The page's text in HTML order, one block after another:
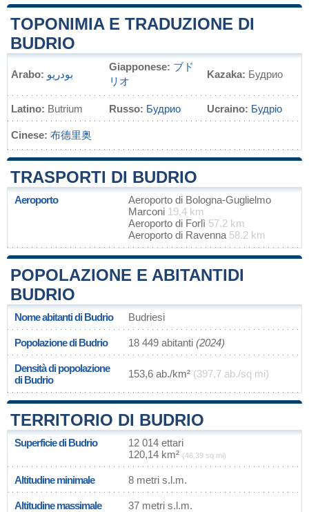
TOPONIMIA E TRADUZIONE DI
BUDRIO
Arabo: بودريو
Giapponese: ブド
リオ
Kazaka: Будрио
Latino: Butrium Russo: Будрио Ucraino: Будріо
Cinese: 布德里奥
TRASPORTI DI BUDRIO
Aeroporto
Aeroporto di Bologna-Guglielmo
Marconi 19.4 km
Aeroporto di Forlì 57.2 km
Aeroporto di Ravenna 58.2 km
POPOLAZIONE E ABITANTIDI
BUDRIO
Nome abitanti di Budrio Budriesi
Popolazione di Budrio 18 449 abitanti (2024)
Densità di popolazione
di Budrio
153,6 ab./km² (397,7 ab./sq mi)
TERRITORIO DI BUDRIO
Superficie di Budrio
12 014 ettari
120,14 km² (46,39 sq mi)
Altitudine minimale 8 metri s.l.m.
Altitudine massimale 37 metri s.l.m.